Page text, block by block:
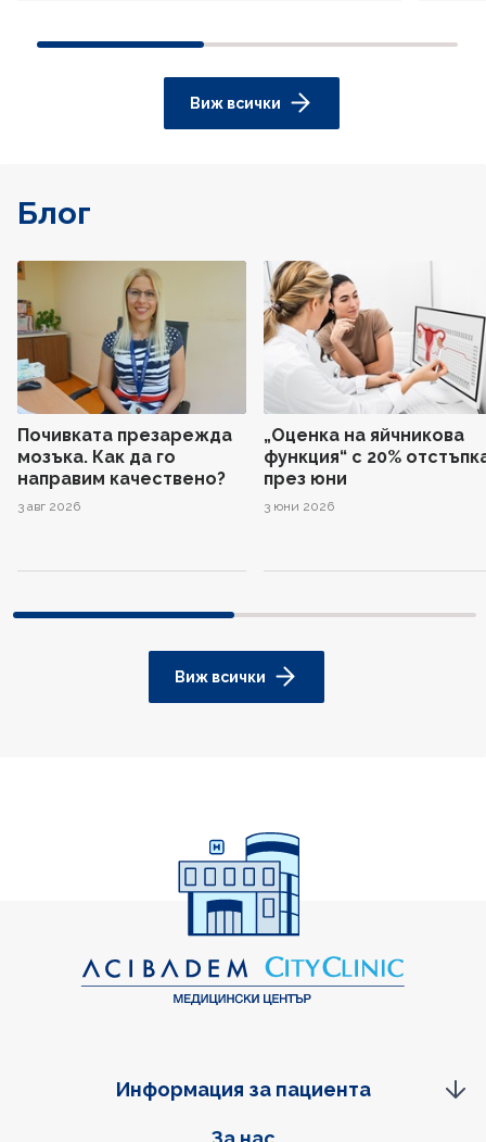
Виж всички
Блог
Почивката презарежда
мозъка. Как да го
направим качествено?
3 авг 2026
„Оценка на яйчникова
функция“ с 20%
през юни
3 юни 2026
Виж всички
Информация за пациента